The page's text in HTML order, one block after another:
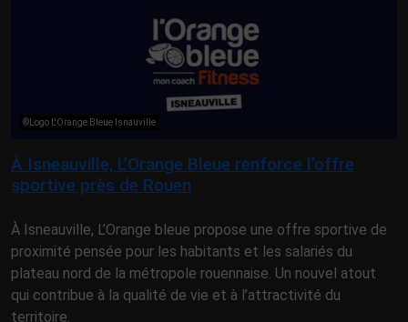
©Logo L'Orange Bleue Isnauville
À Isneauville, L’Orange Bleue renforce l’offre
sportive près de Rouen
À Isneauville, L’Orange bleue propose une offre sportive de
proximité pensée pour les habitants et les salariés du
plateau nord de la métropole rouennaise. Un nouvel atout
qui contribue à la qualité de vie et à l’attractivité du
territoire.